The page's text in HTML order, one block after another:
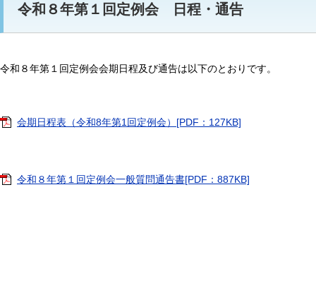
令和８年第１回定例会 日程・通告
令和８年第１回定例会会期日程及び通告は以下のとおりです。
会期日程表（令和8年第1回定例会）[PDF：127KB]
令和８年第１回定例会一般質問通告書[PDF：887KB]